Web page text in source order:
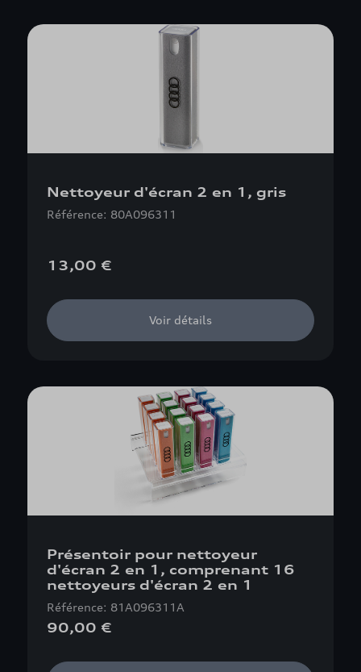
Nettoyeur d'écran 2 en 1, gris
Référence: 80A096311
13,00 €
Voir détails
Présentoir pour nettoyeur
d'écran 2 en 1, comprenant 16
nettoyeurs d'écran 2 en 1
Référence: 81A096311A
90,00 €